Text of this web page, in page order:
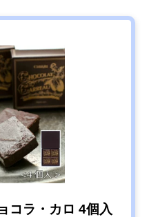
コラ・カロ 4個入